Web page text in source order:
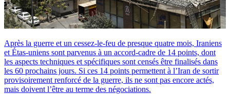
Après la guerre et un cessez-le-feu de presque quatre mois, Iraniens
et Étas-uniens sont parvenus à un accord-cadre de 14 points, dont
les aspects techniques et spécifiques sont censés être finalisés dans
les 60 prochains jours. Si ces 14 points permettent à l’Iran de sortir
provisoirement renforcé de la guerre, ils ne sont pas encore actés,
mais doivent l’être au terme des négociations.